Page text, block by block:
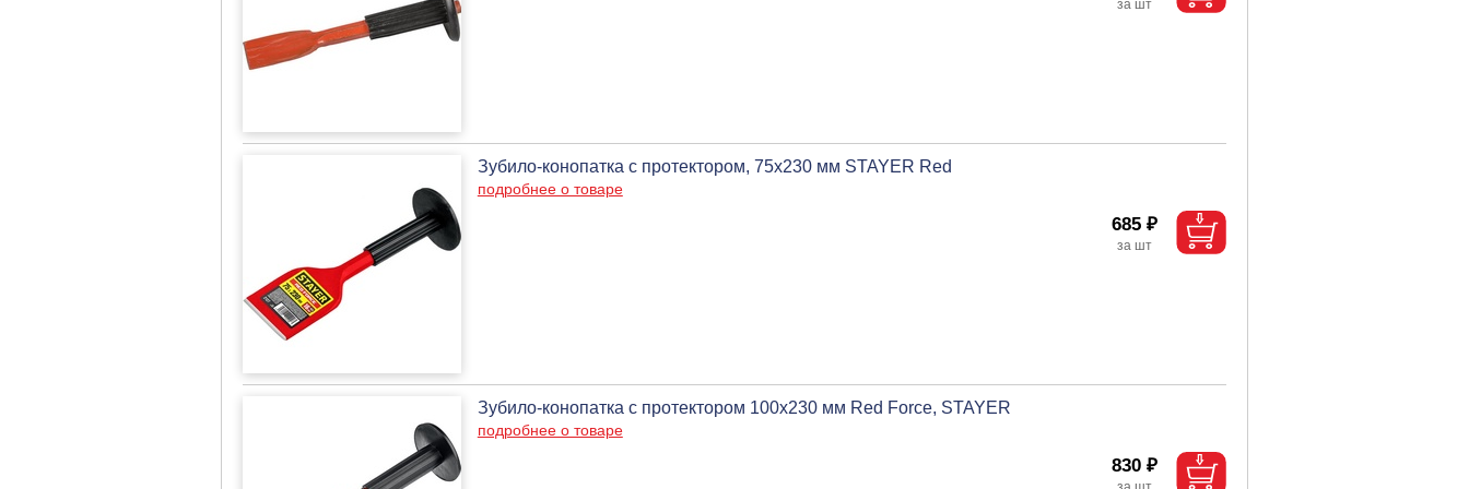
Зубило-конопатка с протектором, 75х230 мм STAYER Red
подробнее о товаре
685 ₽
Зубило-конопатка с протектором 100х230 мм Red Force, STAYER
подробнее о товаре
830 ₽